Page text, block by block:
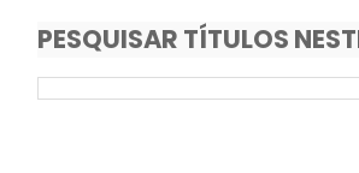
PESQUISAR TÍTULOS